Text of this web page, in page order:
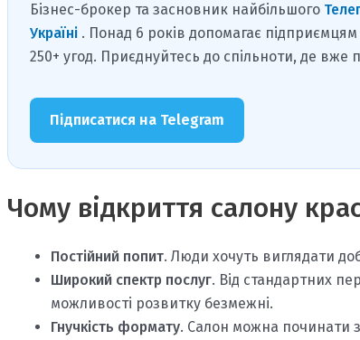
Бізнес-брокер та засновник найбільшого
Україні . Понад 6 років допомагає
250+ угод. Приєднуйтесь до спільноти, де вже
Підписатися на Telegram
Чому відкриття салону
Постійний попит. Люди хочуть виглядати
Широкий спектр послуг. Від стандартних
можливості розвитку безмежні.
Гнучкість формату. Салон можна починати